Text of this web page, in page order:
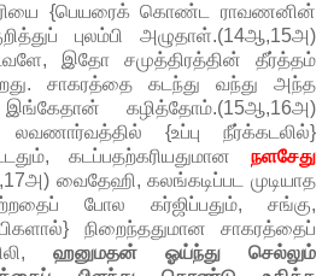
{பெயரைக் கொண்ட ராவணனின்
புலம்பி அழுதாள்.(14ஆ,15அ)
இதோ சமுத்திரத்தின் தீர்த்தம்
சாகரத்தை கடந்து வந்து அந்த
கழித்தோம்.(15ஆ,16அ)
லவணார்வத்தில் {உப்பு நீர்க்கடலில்}
கடப்பதற்கரியதுமான நளசேது
வைதேஹி, கலங்கடிப்பட முடியாத
போல கர்ஜிப்பதும், சங்கு,
நிறைந்ததுமான சாகரத்தைப்
ஹனுமதன் ஓய்ந்து செல்லும்